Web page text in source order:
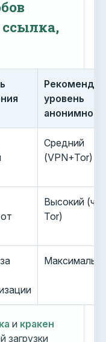
ссылка,
уровень
Средний
(VPN+Tor)
Высокий
Tor)
и кракен
загрузки